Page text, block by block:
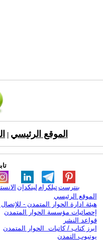
الموقع الرئيسي
لينكدإن تيلكرامبنترست
الموقع الرئيسي
هيئة ادارة الحوار المتمدن - للإتصال
إحصائيات مؤسسة الحوار المتمدن
قواعد النشر
ابرز كتاب / كاتبات الحوار المتمدن
يوتيوب التمدن